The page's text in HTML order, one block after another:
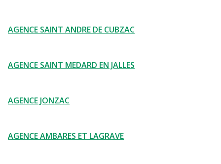
AGENCE SAINT ANDRE DE CUBZAC
AGENCE SAINT MEDARD EN JALLES
AGENCE JONZAC
AGENCE AMBARES ET LAGRAVE